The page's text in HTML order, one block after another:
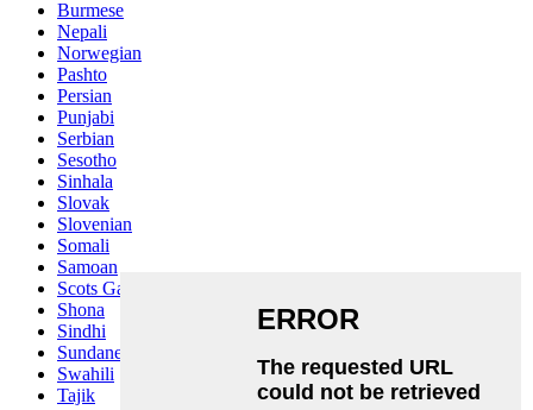
Burmese
Nepali
Norwegian
Pashto
Persian
Punjabi
Serbian
Sesotho
Sinhala
Slovak
Slovenian
Somali
Samoan
Scots Gaelic
Shona
Sindhi
Sundanese
Swahili
Tajik